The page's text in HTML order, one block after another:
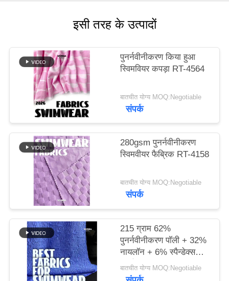
साइटमैप
PRIVACY
POLICY
इसी तरह के उत्पादों
पुनर्नवीनीकरण किया हुआ
स्विमवियर कपड़ा RT-4564
बातचीत योग्य MOQ:Negotiable
संपर्क
280gsm पुनर्नवीनीकरण
स्विमवीयर फैब्रिक RT-4158
बातचीत योग्य MOQ:Negotiable
संपर्क
215 ग्राम 62%
पुनर्नवीनीकरण पॉली + 32%
नायलॉन + 6% स्पैन्डेक्स
पुनर्नवीनीकरण स्विमवियर
कपड़े RT-4646
बातचीत योग्य MOQ:Negotiable